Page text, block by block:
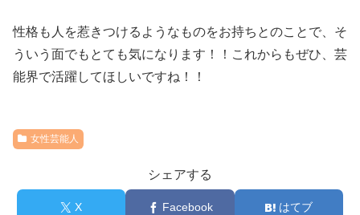
性格も人を惹きつけるようなものをお持ちとのことで、そ
ういう面でもとても気になります！！これからもぜひ、芸
能界で活躍してほしいですね！！
女性芸能人
シェアする
X Facebook はてブ